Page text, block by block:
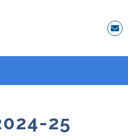
25